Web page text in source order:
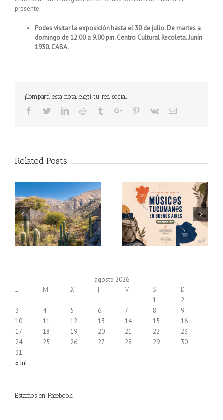
presente.
Podes visitar la exposición hasta el 30 de julio. De martes a
domingo de 12.00 a 9.00 pm. Centro Cultural Recoleta. Junín
1930. CABA.
¡Compartí esta nota, elegí tu red social!
Facebook
TwitterLinkedinReddit TumblrGoogle+Pinterest
Vk Email
Related Posts
agosto 2026
L M X J V S D
« Jul
1
2
3
4 5 6 7 8
9
10
11 12 13 14 15
16
17
18 19 20 21 22
23
24
25 26 27 28 29
30
31
Estamos en Facebook